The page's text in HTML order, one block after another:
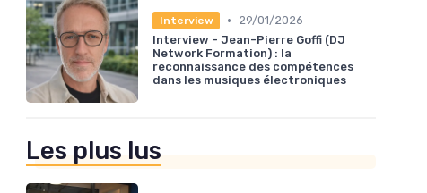
Interview •
29/01/2026
Interview - Jean-Pierre Goffi (DJ
Network Formation) : la
reconnaissance des compétences
dans les musiques électroniques
Les plus lus